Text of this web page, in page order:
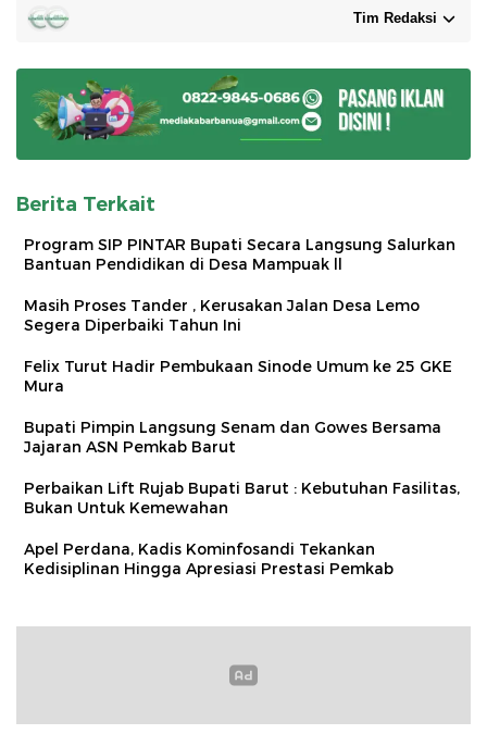
Tim Redaksi
Berita Terkait
Program SIP PINTAR Bupati Secara Langsung Salurkan
Bantuan Pendidikan di Desa Mampuak ll
Masih Proses Tander , Kerusakan Jalan Desa Lemo
Segera Diperbaiki Tahun Ini
Felix Turut Hadir Pembukaan Sinode Umum ke 25 GKE
Mura
Bupati Pimpin Langsung Senam dan Gowes Bersama
Jajaran ASN Pemkab Barut
Perbaikan Lift Rujab Bupati Barut : Kebutuhan Fasilitas,
Bukan Untuk Kemewahan
Apel Perdana, Kadis Kominfosandi Tekankan
Kedisiplinan Hingga Apresiasi Prestasi Pemkab